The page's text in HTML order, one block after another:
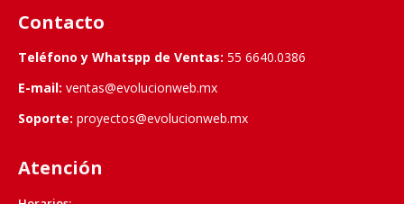
Contacto
Teléfono y Whatspp de Ventas: 55 6640.0386
E-mail: ventas@evolucionweb.mx
Soporte: proyectos@evolucionweb.mx
Atención